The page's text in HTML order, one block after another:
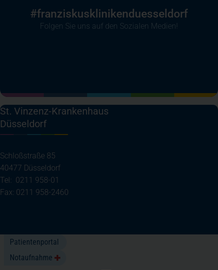
Patientenportal
Notaufnahme
#franziskusklinikenduesseldorf
Folgen Sie uns auf den Sozialen Medien!
St. Vinzenz-Krankenhaus
Düsseldorf
Schloßstraße 85
40477 Düsseldorf
Tel: 0211 958-01
Fax: 0211 958-2460
Telefon